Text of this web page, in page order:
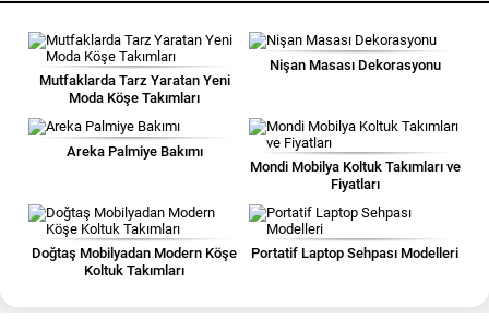
Mutfaklarda Tarz Yaratan Yeni
Moda Köşe Takımları
Nişan Masası Dekorasyonu
Areka Palmiye Bakımı
Mondi Mobilya Koltuk Takımları ve
Fiyatları
Doğtaş Mobilyadan Modern Köşe
Koltuk Takımları
Portatif Laptop Sehpası Modelleri